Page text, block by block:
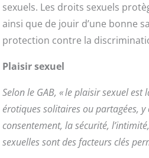
sexuels. Les droits sexuels
ainsi que de jouir d’une bonne
protection contre la
Plaisir sexuel
Selon le GAB, « le plaisir sexuel
érotiques solitaires ou partagées, y
consentement, la sécurité,
sexuelles sont des facteurs clés